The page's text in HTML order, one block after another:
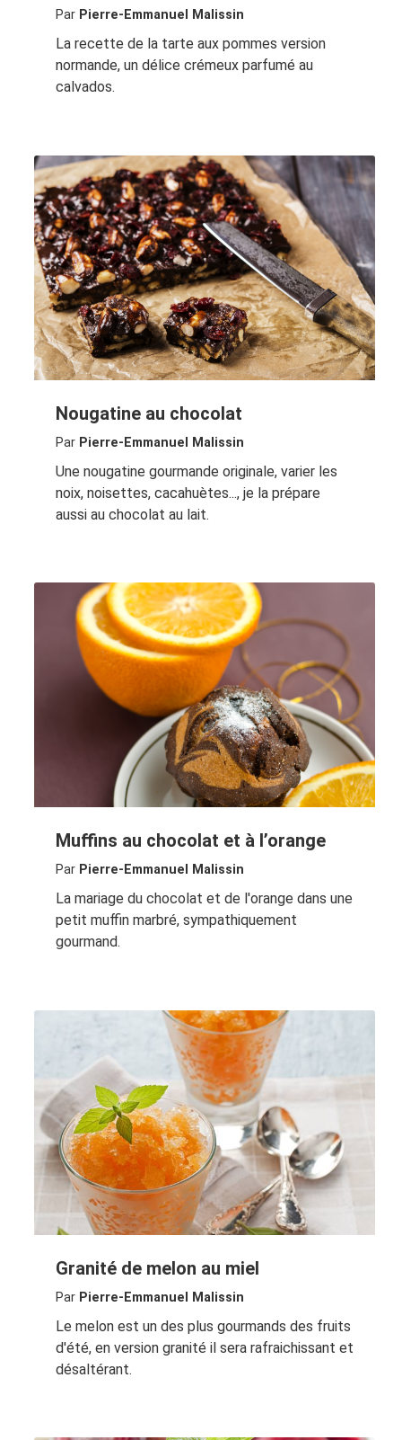
Par Pierre-Emmanuel Malissin
La recette de la tarte aux pommes version
normande, un délice crémeux parfumé au
calvados.
Nougatine au chocolat
Par Pierre-Emmanuel Malissin
Une nougatine gourmande originale, varier les
noix, noisettes, cacahuètes..., je la prépare
aussi au chocolat au lait.
Muffins au chocolat et à l’orange
Par Pierre-Emmanuel Malissin
La mariage du chocolat et de l'orange dans une
petit muffin marbré, sympathiquement
gourmand.
Granité de melon au miel
Par Pierre-Emmanuel Malissin
Le melon est un des plus gourmands des fruits
d'été, en version granité il sera rafraichissant et
désaltérant.